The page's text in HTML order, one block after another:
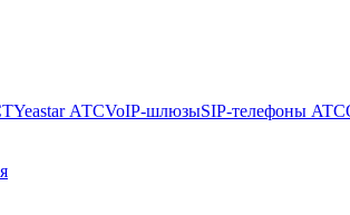
Yeastar АТСVoIP-шлюзыSIP-телефоны